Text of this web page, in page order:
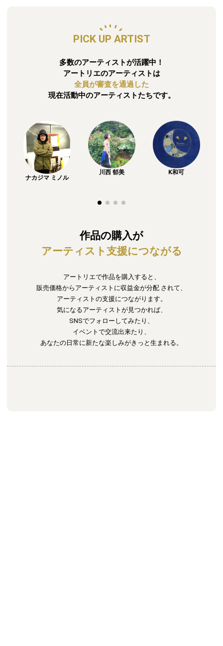
PICK UP ARTIST
多数のアーティストが活躍中！
アートリエのアーティストは
全員が審査を通過した
現在活動中のアーティストたちです。
ナカジマ ミノル
川西 郁美 K和可
作品の購入が
アーティスト支援につながる
アートリエで作品を購入すると、
販売価格からアーティストに収益金が分配 されて、
アーティストの支援につながります。
気になるアーティストが見つかれば、
SNSでフォローしてみたり、
イベントで交流出来たり、
あなたの日常に新たな楽しみがきっと生まれる。